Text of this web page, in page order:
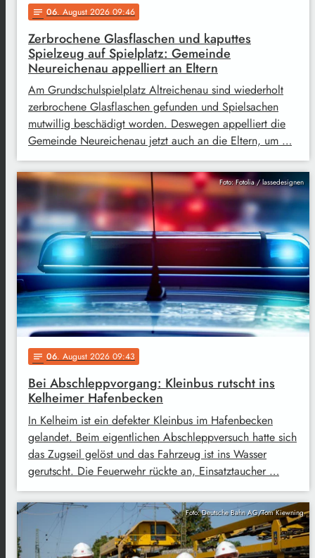
notes 06. August 2026 09:46
Zerbrochene Glasflaschen und kaputtes
Spielzeug auf Spielplatz: Gemeinde
Neureichenau appelliert an Eltern
Am Grundschulspielplatz Altreichenau sind wiederholt
zerbrochene Glasflaschen gefunden und Spielsachen
mutwillig beschädigt worden. Deswegen appelliert die
Gemeinde Neureichenau jetzt auch an die Eltern, um …
Foto: Fotolia / lassedesignen
notes 06. August 2026 09:43
Bei Abschleppvorgang: Kleinbus rutscht ins
Kelheimer Hafenbecken
In Kelheim ist ein defekter Kleinbus im Hafenbecken
gelandet. Beim eigentlichen Abschleppversuch hatte sich
das Zugseil gelöst und das Fahrzeug ist ins Wasser
gerutscht. Die Feuerwehr rückte an, Einsatztaucher …
Foto: Deutsche Bahn AG/Tom Kiewning